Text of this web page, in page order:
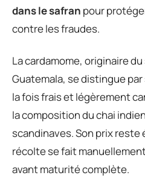
dans le safran pour
contre les fraudes.
La cardamome, originaire du
Guatemala, se distingue
la fois frais et légèrement
la composition du chai
scandinaves. Son prix reste
récolte se fait
avant maturité complète.